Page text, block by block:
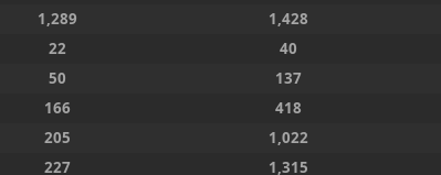
1,289 1,428
22 40
50 137
166 418
205 1,022
227 1,315